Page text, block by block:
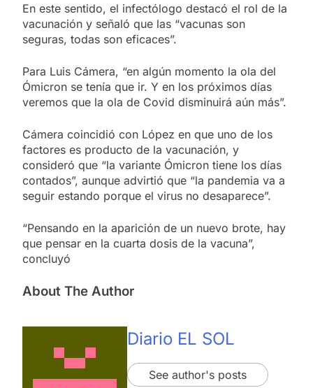
En este sentido, el infectólogo destacó el rol de la
vacunación y señaló que las “vacunas son
seguras, todas son eficaces”.
Para Luis Cámera, “en algún momento la ola del
Ómicron se tenía que ir. Y en los próximos días
veremos que la ola de Covid disminuirá aún más”.
Cámera coincidió con López en que uno de los
factores es producto de la vacunación, y
consideró que “la variante Ómicron tiene los días
contados”, aunque advirtió que “la pandemia va a
seguir estando porque el virus no desaparece”.
“Pensando en la aparición de un nuevo brote, hay
que pensar en la cuarta dosis de la vacuna”,
concluyó
About The Author
Diario EL SOL
See author's posts